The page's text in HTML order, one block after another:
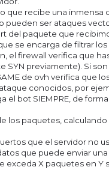
que recibe una
pueden ser ataques
del paquete que
se encarga de filtrar
el firewall verifica que
SYN previamente). Si
de ovh verifica que
conocidos, por
el bot SIEMPRE, de
los paquetes,
que el servidor no
que puede enviar una
exceda X paquetes en